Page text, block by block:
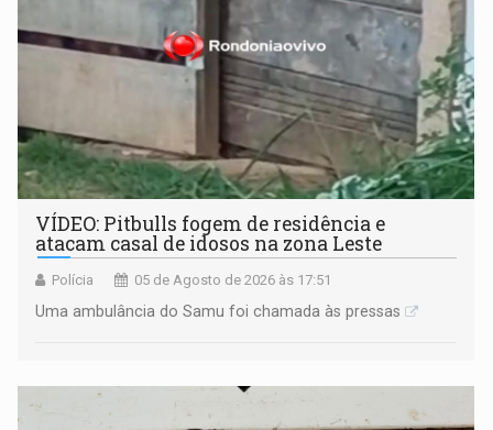
VÍDEO: Pitbulls fogem de residência e
atacam casal de idosos na zona Leste
Polícia 05 de Agosto de 2026 às 17:51
Uma ambulância do Samu foi chamada às pressas